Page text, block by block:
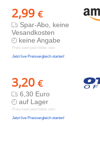
2,99 €
Spar-Abo, keine
Vesandkosten
keine Angabe
Preis kann jetzt höher sein
Jetzt live Preisvergleich starten!
3,20 €
6,30 Euro
auf Lager
Preis kann jetzt höher sein
Jetzt live Preisvergleich starten!